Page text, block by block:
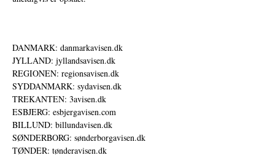
DANMARK: danmarkavisen.dk
JYLLAND: jyllandsavisen.dk
REGIONEN: regionsavisen.dk
SYDDANMARK: sydavisen.dk
TREKANTEN: 3avisen.dk
ESBJERG: esbjergavisen.com
BILLUND: billundavisen.dk
SØNDERBORG: sønderborgavisen.dk
TØNDER: tønderavisen.dk